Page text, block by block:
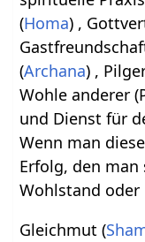
(Homa) ,
(Archana) ,
Wohle anderer
und Dienst für
Wenn man
Erfolg, den
Wohlstand oder
Gleichmut (